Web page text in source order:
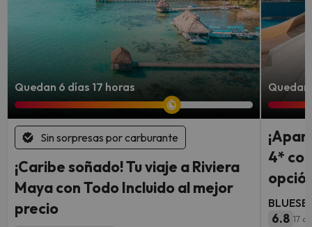
Quedan 6 días 17 horas
Sin sorpresas por carburante
¡Caribe soñado! Tu viaje a Riviera
Maya con Todo Incluido al mejor
precio
4*
6.8 17